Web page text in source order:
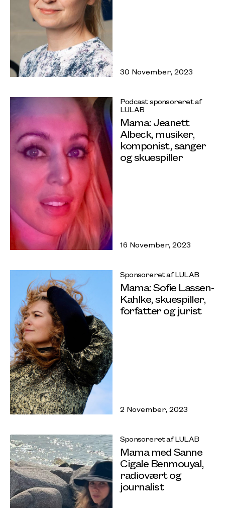
30 November, 2023
Podcast sponsoreret af
LULAB
Mama: Jeanett
Albeck, musiker,
komponist, sanger
og skuespiller
16 November, 2023
Sponsoreret af LULAB
Mama: Sofie Lassen-
Kahlke, skuespiller,
forfatter og jurist
2 November, 2023
Sponsoreret af LULAB
Mama med Sanne
Cigale Benmouyal,
radiovært og
journalist